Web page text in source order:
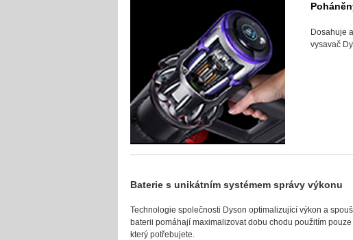
Dosahuje
vysavač
Baterie s unikátním systémem správy výkonu
Technologie společnosti Dyson optimalizující výkon a
baterii pomáhají maximalizovat dobu chodu použitím
který potřebujete.